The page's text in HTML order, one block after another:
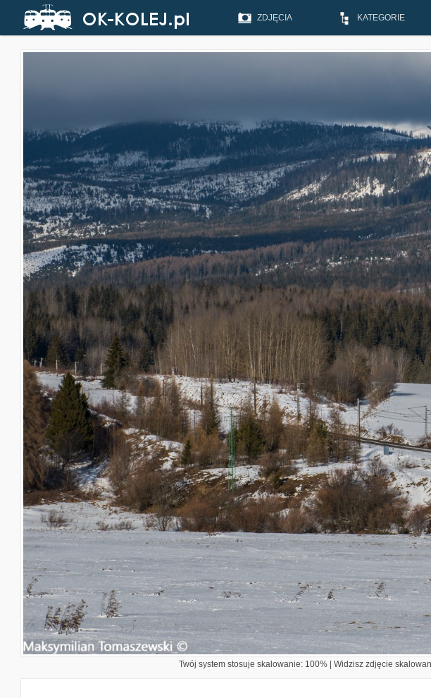
ZDJĘCIA KATEGORIE
Twój system stosuje skalowanie: 100% | Widzisz zdjęcie